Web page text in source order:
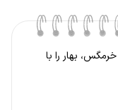
بهار را با